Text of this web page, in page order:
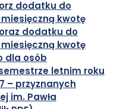
dodatku do
kwotę
dodatku do
kwotę
dla osób
letnim roku
– przyznanych
im. Pawła